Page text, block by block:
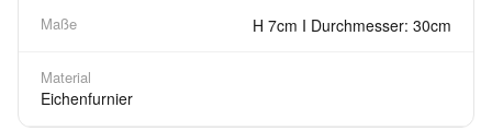
Maße H 7cm I Durchmesser: 30cm
Material
Eichenfurnier